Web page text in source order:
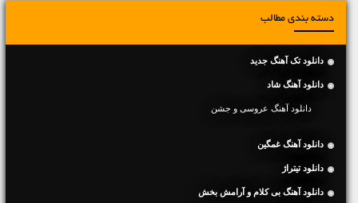
دسته بندی مطالب
دانلود تک آهنگ جدید
دانلود آهنگ شاد
دانلود آهنگ عروسی و جشن
دانلود آهنگ غمگین
دانلود تیتراژ
دانلود آهنگ بی کلام و آرامش بخش